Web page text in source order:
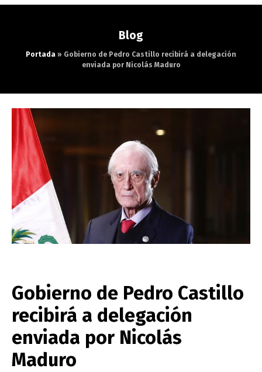
Blog
Portada » Gobierno de Pedro Castillo recibirá a delegación
enviada por Nicolás Maduro
Gobierno de Pedro Castillo
recibirá a delegación
enviada por Nicolás
Maduro